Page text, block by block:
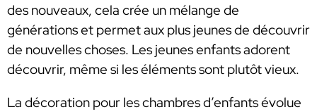
des nouveaux, cela crée un mélange de
générations et permet aux plus jeunes de découvrir
de nouvelles choses. Les jeunes enfants adorent
découvrir, même si les éléments sont plutôt vieux.
La décoration pour les chambres d’enfants évolue